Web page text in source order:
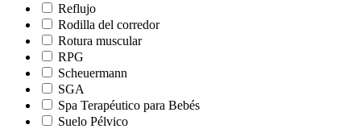
Reflujo
Rodilla del corredor
Rotura muscular
RPG
Scheuermann
SGA
Spa Terapéutico para Bebés
Suelo Pélvico